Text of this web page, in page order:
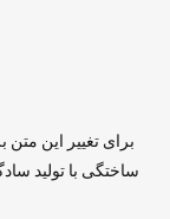
برای تغییر این
ساختگی با تولید